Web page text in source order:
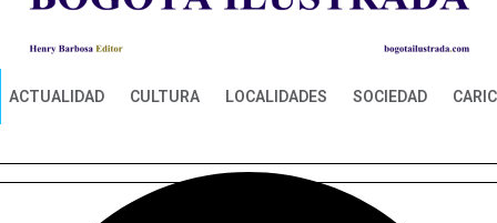
ACTUALIDAD CULTURA LOCALIDADES SOCIEDAD